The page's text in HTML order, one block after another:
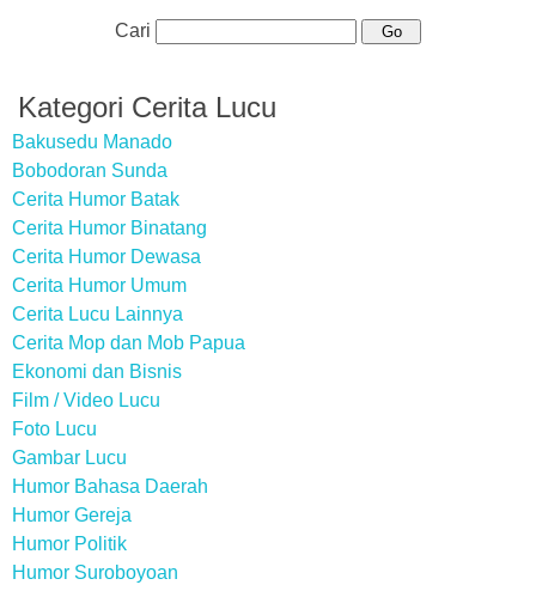
Cari
Kategori Cerita Lucu
Bakusedu Manado
Bobodoran Sunda
Cerita Humor Batak
Cerita Humor Binatang
Cerita Humor Dewasa
Cerita Humor Umum
Cerita Lucu Lainnya
Cerita Mop dan Mob Papua
Ekonomi dan Bisnis
Film / Video Lucu
Foto Lucu
Gambar Lucu
Humor Bahasa Daerah
Humor Gereja
Humor Politik
Humor Suroboyoan